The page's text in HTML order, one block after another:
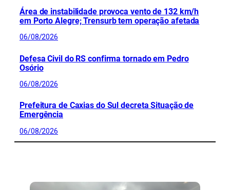
Área de instabilidade provoca vento de 132 km/h
em Porto Alegre; Trensurb tem operação afetada
06/08/2026
Defesa Civil do RS confirma tornado em Pedro
Osório
06/08/2026
Prefeitura de Caxias do Sul decreta Situação de
Emergência
06/08/2026